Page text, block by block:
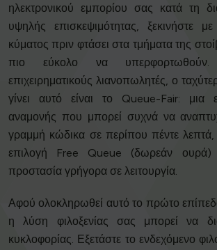
ηλεκτρονικού εμπορίου σας κατά τη
υψηλής επισκεψιμότητας, ξεκινήστε
κύματος πριν φτάσει στα τμήματα της
πιο εύκολο να
επιχειρηματικούς λιανοπωλητές, ο
γίνει αυτό είναι το Queue-Fair: μια
αναμονής που μπορεί συχνά να
γραμμή κώδικα σε περίπου πέντε λεπτά,
επιλογή Free Queue (δωρεάν ουρά)
προστασία γρήγορα σε λειτουργία.
Αφού ολοκληρωθεί αυτό το πρώτο
η λύση φιλοξενίας σας μπορεί να
κυκλοφορίας. Εξετάστε το ενδεχόμενο